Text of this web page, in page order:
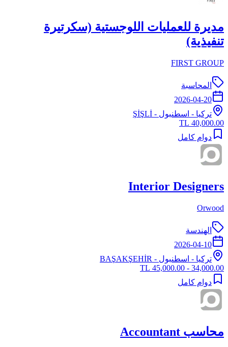
مديرة للعمليات اللوجستية (سكرتيرة
تنفيذية)
FIRST GROUP
المحاسبة
2026-04-20
تركيا - اسطنبول - ŞİŞLİ
40,000.00 TL
دوام كامل
Interior Designers
Orwood
الهندسة
2026-04-10
تركيا - اسطنبول - BAŞAKŞEHİR
34,000.00 - 45,000.00 TL
دوام كامل
محاسب Accountant